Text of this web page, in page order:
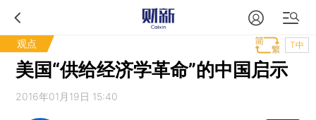
观点 T中
美国“供给经济学革命”的中国启示
2016年01月19日 15:40